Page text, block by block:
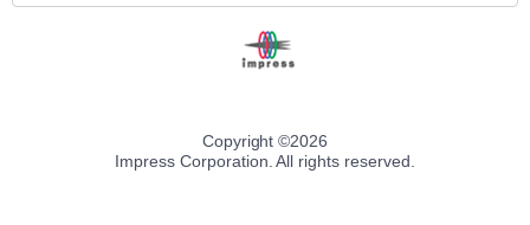
Copyright ©2026
Impress Corporation. All rights reserved.